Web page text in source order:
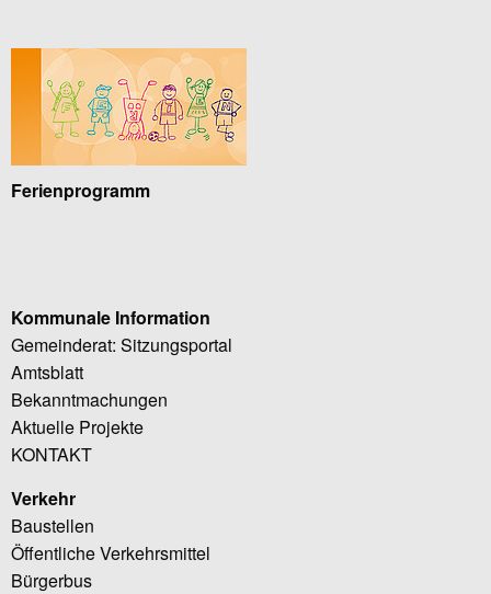
Ferienprogramm
Kommunale Information
Gemeinderat: Sitzungsportal
Amtsblatt
Bekanntmachungen
Aktuelle Projekte
KONTAKT
Verkehr
Baustellen
Öffentliche Verkehrsmittel
Bürgerbus